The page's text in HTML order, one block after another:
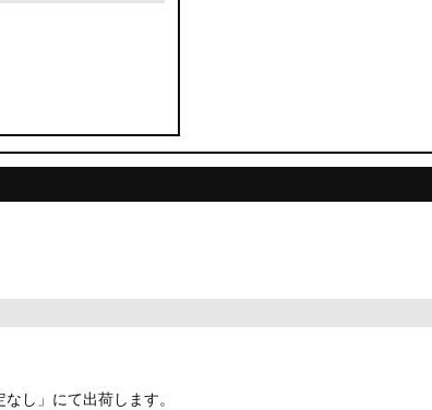
し」にて出荷します。